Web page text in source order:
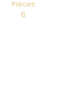
Pièces
6